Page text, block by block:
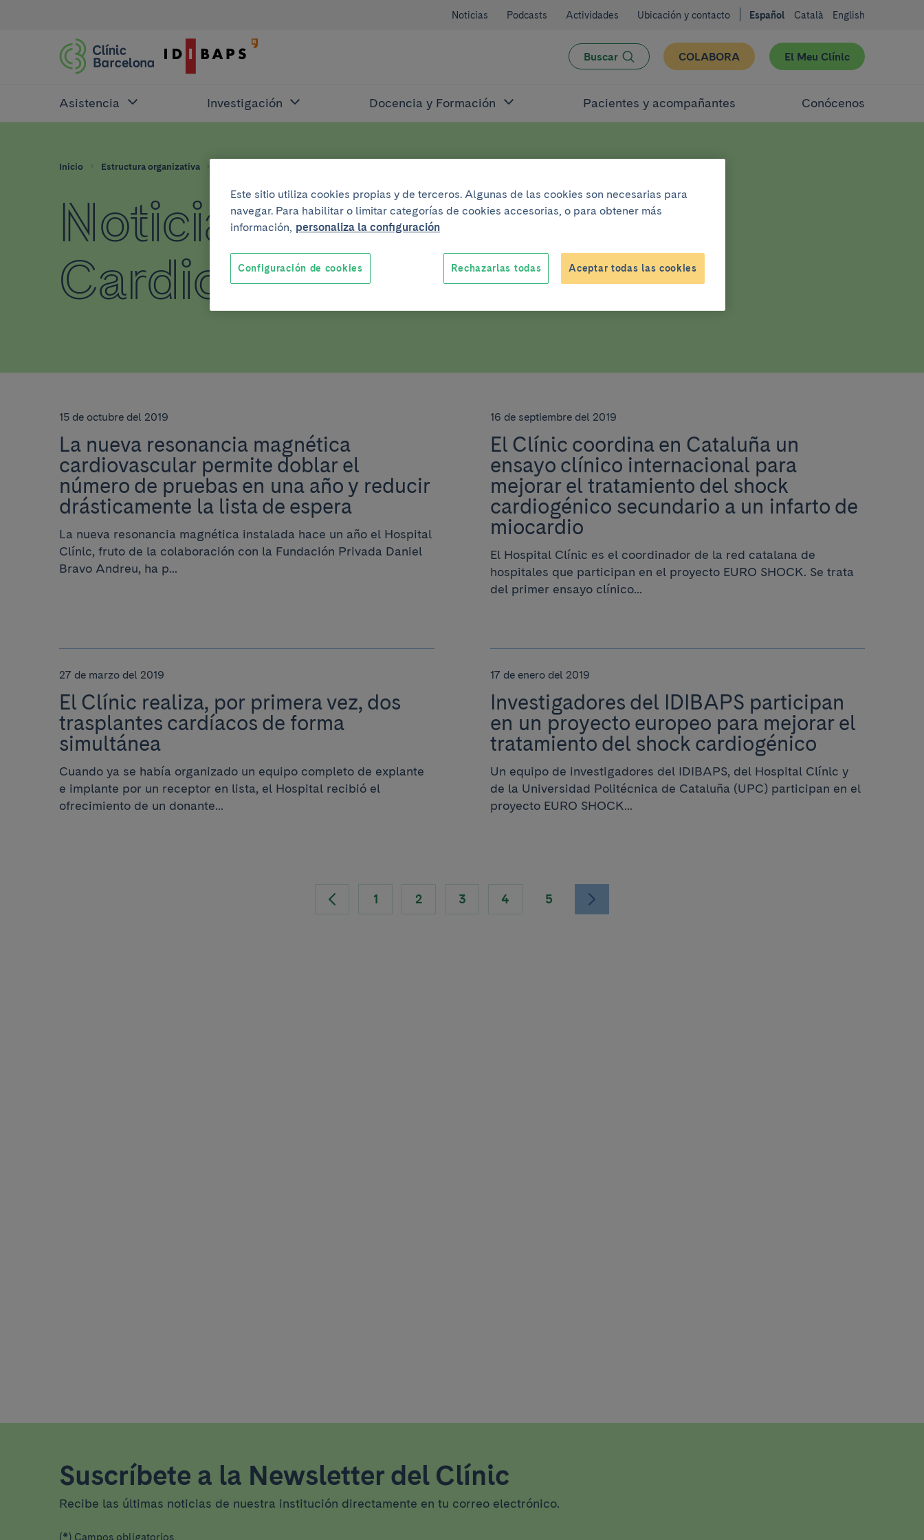
Noticias Podcasts Actividades Ubicación y contacto Español Català English
Buscar COLABORA El Meu Clínic
Asistencia Investigación Docencia y Formación Pacientes y acompañantes Conócenos
Inicio Estructura organizativa
Noticias del Cirugía
Cardiovascular
15 de octubre del 2019
La nueva resonancia magnética
cardiovascular permite doblar el
número de pruebas en una año y reducir
drásticamente la lista de espera
La nueva resonancia magnética instalada hace un año el Hospital
Clínic, fruto de la colaboración con la Fundación Privada Daniel
Bravo Andreu, ha p...
16 de septiembre del 2019
El Clínic coordina en Cataluña un
ensayo clínico internacional para
mejorar el tratamiento del shock
cardiogénico secundario a un infarto de
miocardio
El Hospital Clínic es el coordinador de la red catalana de
hospitales que participan en el proyecto EURO SHOCK. Se trata
del primer ensayo clínico...
27 de marzo del 2019
El Clínic realiza, por primera vez, dos
trasplantes cardíacos de forma
simultánea
Cuando ya se había organizado un equipo completo de explante
e implante por un receptor en lista, el Hospital recibió el
ofrecimiento de un donante...
17 de enero del 2019
Investigadores del IDIBAPS participan
en un proyecto europeo para mejorar el
tratamiento del shock cardiogénico
Un equipo de investigadores del IDIBAPS, del Hospital Clínic y
de la Universidad Politécnica de Cataluña (UPC) participan en el
proyecto EURO SHOCK...
1 2 3 4 5
Suscríbete a la Newsletter del Clínic
Recibe las últimas noticias de nuestra institución directamente en tu correo electrónico.
(*) Campos obligatorios
Este sitio utiliza cookies propias y de terceros. Algunas de las cookies son necesarias para
navegar. Para habilitar o limitar categorías de cookies accesorias, o para obtener más
información, personaliza la configuración
Rechazarlas todas Aceptar todas las cookies
Configuración de cookies